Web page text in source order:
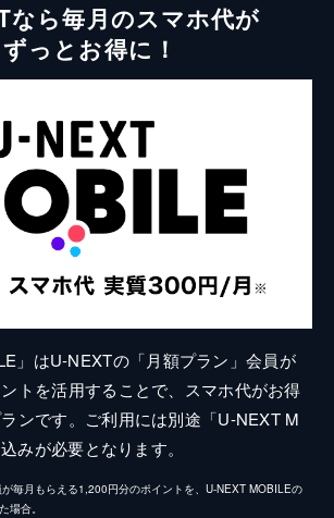
なら毎月のスマホ代が
ずっとお得に！
」はU-NEXTの「月額プラン」会員が
トを活用することで、スマホ代がお得
ンです。ご利用には別途「U-NEXT M
みが必要となります。
毎月もらえる1,200円分のポイントを、U-NEXT MOBILEの
場合。